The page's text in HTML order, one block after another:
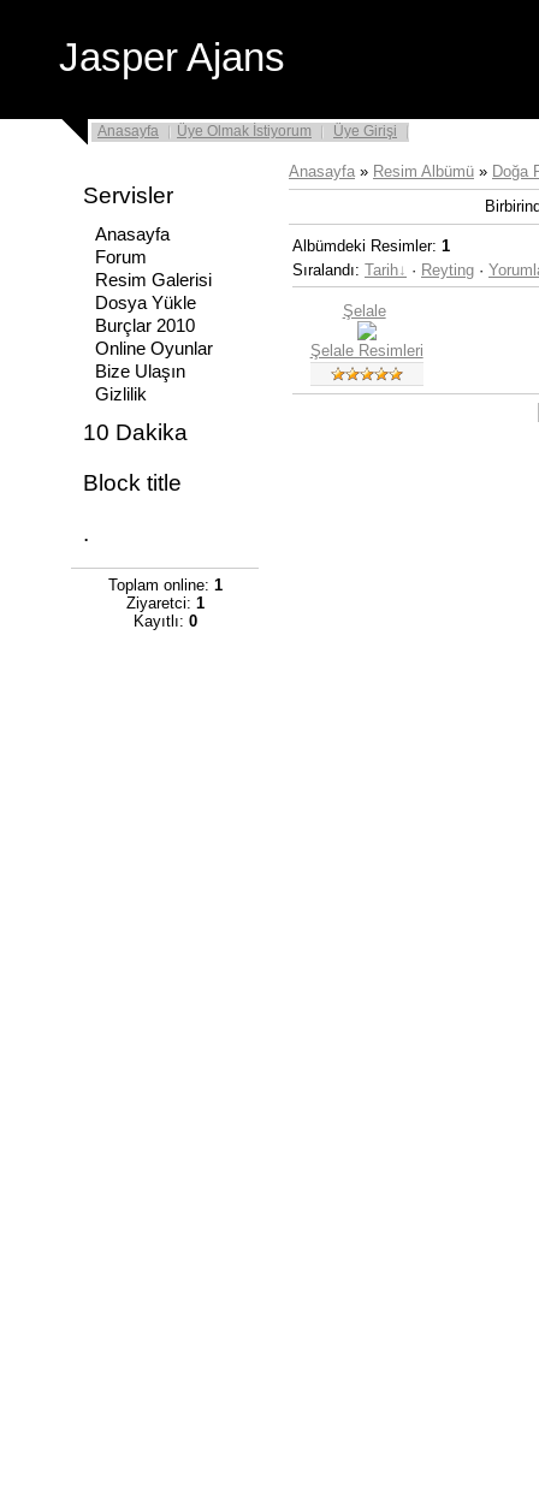
Jasper Ajans
Anasayfa Üye Olmak İstiyorum Üye Girişi
Servisler
Anasayfa
Forum
Resim Galerisi
Dosya Yükle
Burçlar 2010
Online Oyunlar
Bize Ulaşın
Gizlilik
10 Dakika
Block title
.
Toplam online: 1
Ziyaretci: 1
Kayıtlı: 0
Anasayfa » Resim Albümü » Doğa
Albümdeki Resimler: 1
Sıralandı: Tarih · Reyting ·
Şelale
Şelale Resimleri